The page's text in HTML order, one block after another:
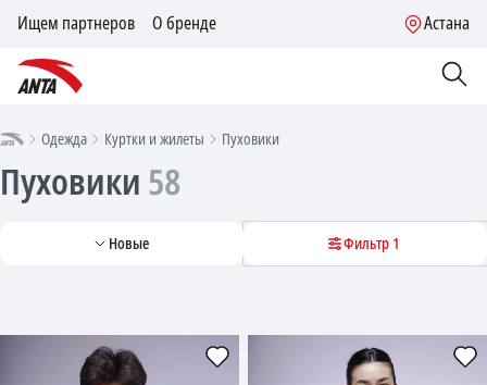
Ищем партнеров О бренде Астана
Одежда Куртки и жилеты Пуховики
Пуховики58
Новые Фильтр 1